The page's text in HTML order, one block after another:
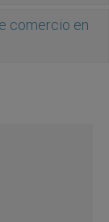
comercio en